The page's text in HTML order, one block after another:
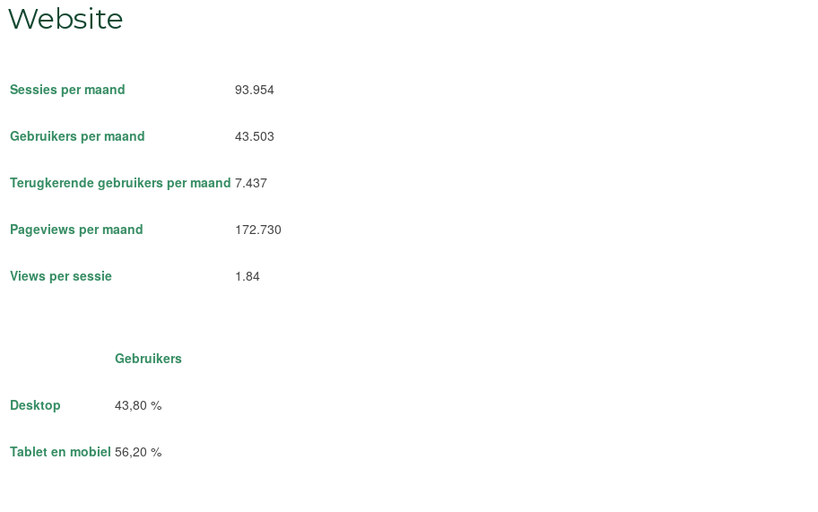
Website
Sessies per maand 93.954
Gebruikers per maand 43.503
Terugkerende gebruikers per maand 7.437
Pageviews per maand 172.730
Views per sessie 1.84
Gebruikers
Desktop 43,80 %
Tablet en mobiel 56,20 %